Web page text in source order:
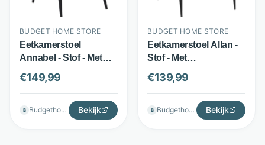
BUDGET HOME STORE
Eetkamerstoel
Annabel - Stof - Met
armleuningen en
handgreep - Beige -
Budget Home Store
€149,99
B Budgethomestore Bekijk
BUDGET HOME STORE
Eetkamerstoel Allan -
Stof - Met
armleuningen -
Antraciet - Budget
Home Store
€139,99
B Budgethomestore Bekijk